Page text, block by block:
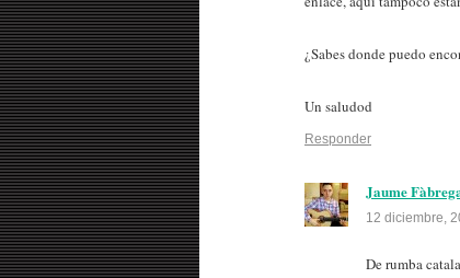
¿Sabes donde puedo
Un saludod
Responder
Jaume
12 diciembre,
De rumba